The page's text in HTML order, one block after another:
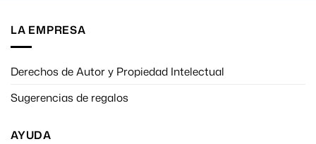
LA EMPRESA
Derechos de Autor y Propiedad Intelectual
Sugerencias de regalos
AYUDA